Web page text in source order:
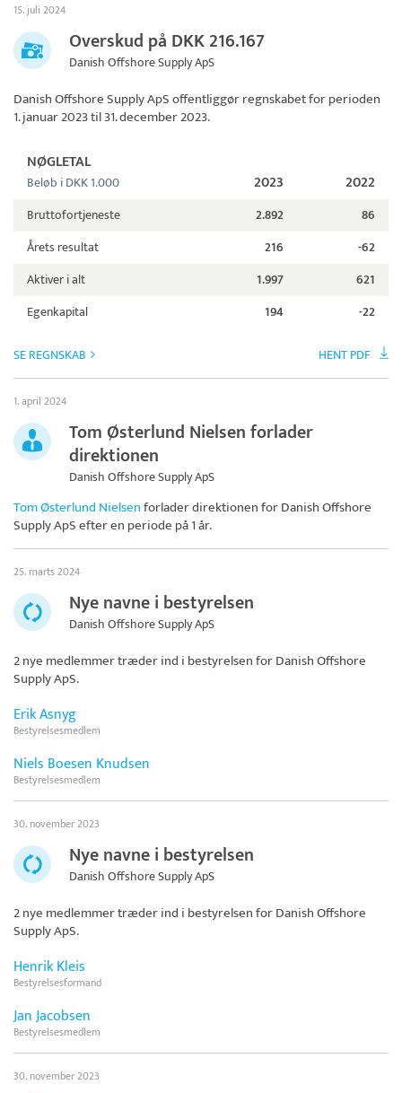
15. juli 2024
Overskud på DKK 216.167
Danish Offshore Supply ApS
Danish Offshore Supply ApSoffentliggør regnskabet for perioden
1. januar 2023 til 31. december 2023.
NØGLETAL
Beløb i DKK 1.000 2023 2022
Bruttofortjeneste 2.892
86
Årets resultat
216
-62
Aktiver i alt
1.997
621
Egenkapital
194 -22
SE REGNSKAB HENT PDF
1. april 2024
Tom Østerlund Nielsen forlader
direktionen
Danish Offshore Supply ApS
Tom Østerlund Nielsenforlader direktionen forDanish Offshore
Supply ApSefter en periode på 1 år.
25. marts 2024
Nye navne i bestyrelsen
Danish Offshore Supply ApS
2 nye medlemmer træder ind i bestyrelsen forDanish Offshore
Supply ApS.
Erik Asnyg
Bestyrelsesmedlem
Niels Boesen Knudsen
Bestyrelsesmedlem
30. november 2023
Nye navne i bestyrelsen
Danish Offshore Supply ApS
2 nye medlemmer træder ind i bestyrelsen forDanish Offshore
Supply ApS.
Henrik Kleis
Bestyrelsesformand
Jan Jacobsen
Bestyrelsesmedlem
30. november 2023